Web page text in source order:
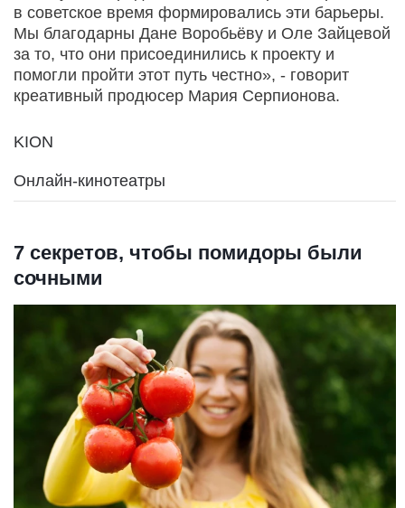
в советское время формировались эти барьеры.
Мы благодарны Дане Воробьёву и Оле Зайцевой
за то, что они присоединились к проекту и
помогли пройти этот путь честно», - говорит
креативный продюсер Мария Серпионова.
KION
Онлайн-кинотеатры
7 секретов, чтобы помидоры были
сочными